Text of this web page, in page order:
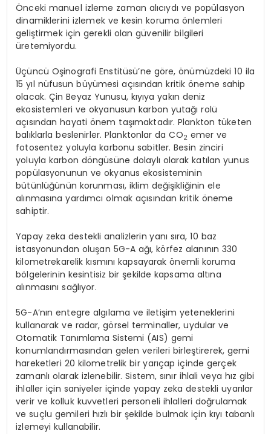
Önceki manuel izleme zaman alıcıydı ve popülasyon
dinamiklerini izlemek ve kesin koruma önlemleri
geliştirmek için gerekli olan güvenilir bilgileri
üretemiyordu.
Üçüncü Oşinografi Enstitüsü’ne göre, önümüzdeki 10 ila
15 yıl nüfusun büyümesi açısından kritik öneme sahip
olacak. Çin Beyaz Yunusu, kıyıya yakın deniz
ekosistemleri ve okyanusun karbon yutağı rolü
açısından hayati önem taşımaktadır. Plankton tüketen
balıklarla beslenirler. Planktonlar da CO2 emer ve
fotosentez yoluyla karbonu sabitler. Besin zinciri
yoluyla karbon döngüsüne dolaylı olarak katılan yunus
popülasyonunun ve okyanus ekosisteminin
bütünlüğünün korunması, iklim değişikliğinin ele
alınmasına yardımcı olmak açısından kritik öneme
sahiptir.
Yapay zeka destekli analizlerin yanı sıra, 10 baz
istasyonundan oluşan 5G-A ağı, körfez alanının 330
kilometrekarelik kısmını kapsayarak önemli koruma
bölgelerinin kesintisiz bir şekilde kapsama altına
alınmasını sağlıyor.
5G-A’nın entegre algılama ve iletişim yeteneklerini
kullanarak ve radar, görsel terminaller, uydular ve
Otomatik Tanımlama Sistemi (AIS) gemi
konumlandırmasından gelen verileri birleştirerek, gemi
hareketleri 20 kilometrelik bir yarıçap içinde gerçek
zamanlı olarak izlenebilir. Sistem, sınır ihlali veya hız gibi
ihlaller için saniyeler içinde yapay zeka destekli uyarılar
verir ve kolluk kuvvetleri personeli ihlalleri doğrulamak
ve suçlu gemileri hızlı bir şekilde bulmak için kıyı tabanlı
izlemeyi kullanabilir.